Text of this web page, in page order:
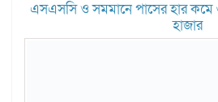
এসএসসি ও সমমানে পাসের হার
হাজার